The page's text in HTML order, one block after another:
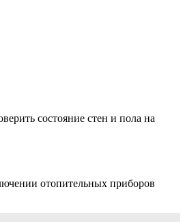
состояние стен и пола на
отопительных приборов